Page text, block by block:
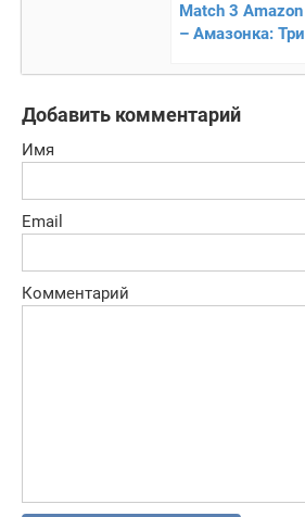
Match 3 Amazon
– Амазонка: Три
Добавить комментарий
Имя
Email
Комментарий